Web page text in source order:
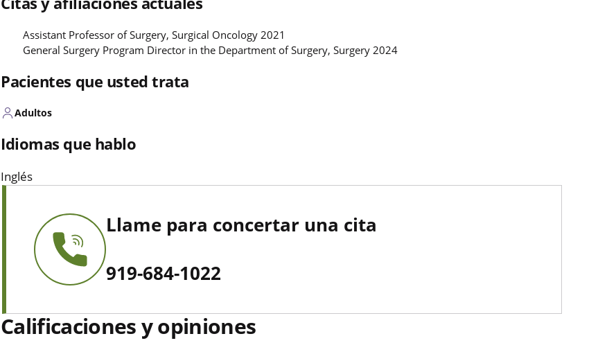
Assistant Professor of Surgery, Surgical Oncology 2021
General Surgery Program Director in the Department of Surgery, Surgery 2024
Pacientes que usted trata
Adultos
Idiomas que hablo
Inglés
Llame para concertar una cita
919-684-1022
Calificaciones y opiniones